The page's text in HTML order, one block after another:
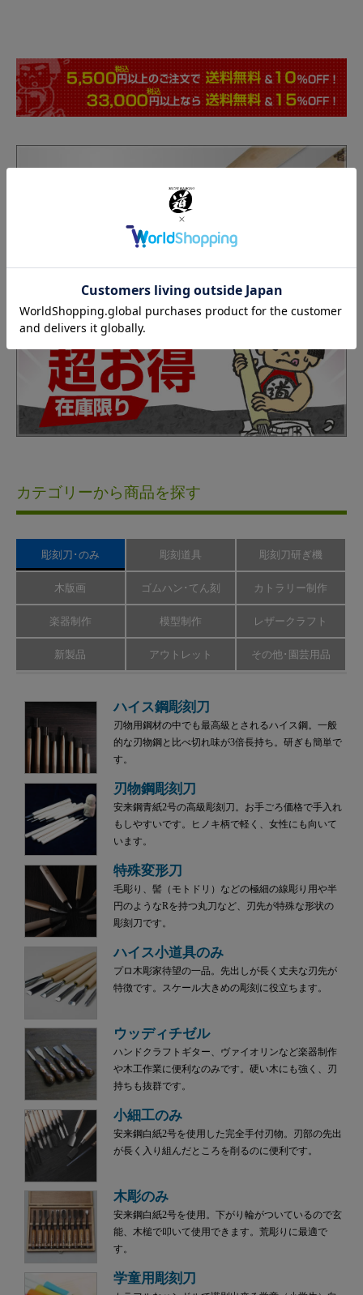
カテゴリーから商品を探す
彫刻刀･のみ 彫刻道具 彫刻刀研ぎ機
木版画 ゴムハン･てん刻 カトラリー制作
楽器制作 模型制作 レザークラフト
新製品 アウトレット その他･園芸用品
ハイス鋼彫刻刀
刃物用鋼材の中でも最高級とされるハイス鋼。一般
的な刃物鋼と比べ切れ味が3倍長持ち。研ぎも簡単で
す。
刃物鋼彫刻刀
安来鋼青紙2号の高級彫刻刀。お手ごろ価格で手入れ
もしやすいです。ヒノキ柄で軽く、女性にも向いて
います。
特殊変形刀
毛彫り、髻（モトドリ）などの極細の線彫り用や半
円のようなRを持つ丸刀など、刃先が特殊な形状の
彫刻刀です。
ハイス小道具のみ
プロ木彫家待望の一品。先出しが長く丈夫な刃先が
特徴です。スケール大きめの彫刻に役立ちます。
ウッディチゼル
ハンドクラフトギター、ヴァイオリンなど楽器制作
や木工作業に便利なのみです。硬い木にも強く、刃
持ちも抜群です。
小細工のみ
安来鋼白紙2号を使用した完全手付刃物。刃部の先出
が長く入り組んだところを削るのに便利です。
木彫のみ
安来鋼白紙2号を使用。下がり輪がついているので玄
能、木槌で叩いて使用できます。荒彫りに最適で
す。
学童用彫刻刀